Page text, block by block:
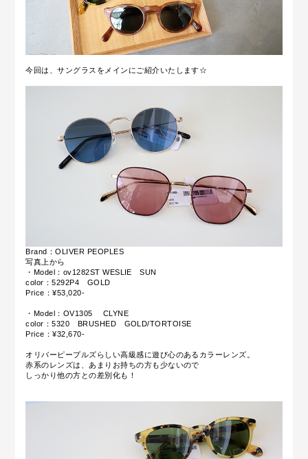
今回は、サングラスをメインにご紹介いたします☆
Brand：OLIVER PEOPLES
写真上から
・Model：ov1282ST WESLIE SUN
color：5292P4 GOLD
Price：¥53,020-
・Model：OV1305 CLYNE
color：5320 BRUSHED GOLD/TORTOISE
Price：¥32,670-
オリバーピープルズらしい高級感に遊び心のあるカラーレンズ。
赤系のレンズは、あまりお持ちの方も少ないので
しっかり他の方との差別化も！